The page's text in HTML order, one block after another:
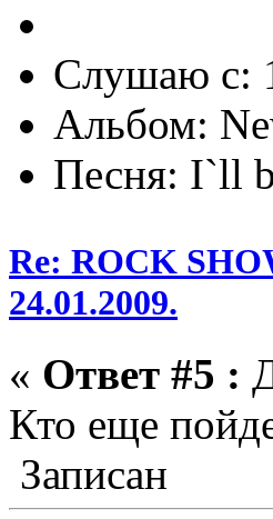
Слушаю с:
Альбом:
Песня: I`ll
Re: ROCK
24.01.2009.
« Ответ #5 :
Кто еще
Записан